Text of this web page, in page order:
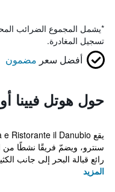
*يشمل المجموع الضرائب
تسجيل المغادرة.
أفضل سعر مضمون
حول هوتل فيينا
سنترو، ويضمّ فريقًا نشطًا من
رائع قبالة البحر إلى جانب
المزيد